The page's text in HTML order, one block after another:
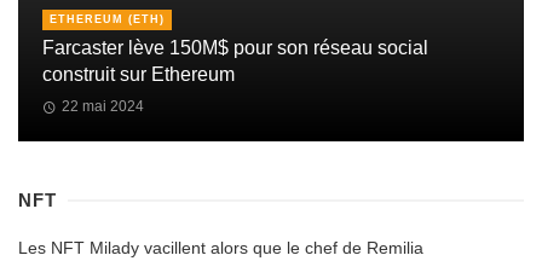
ETHEREUM (ETH)
Farcaster lève 150M$ pour son réseau social
construit sur Ethereum
22 mai 2024
NFT
Les NFT Milady vacillent alors que le chef de Remilia